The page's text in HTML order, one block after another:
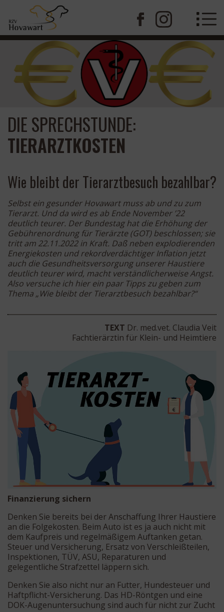
DIE SPRECHSTUNDE:
TIERARZTKOSTEN
Wie bleibt der Tierarztbesuch bezahlbar?
Selbst ein gesunder Hovawart muss ab und zu zum
Tierarzt. Und da wird es ab Ende November ’22
deutlich teurer. Der Bundestag hat die Erhöhung der
Gebührenordnung für Tierärzte (GOT) beschlossen; sie
tritt am 22.11.2022 in Kraft. Daß neben explodierenden
Energiekosten und rekordverdächtiger Inflation jetzt
auch die Gesundheitsversorgung unserer Haustiere
deutlich teurer wird, macht verständlicherweise Angst.
Also versuche ich hier ein paar Tipps zu geben zum
Thema „Wie bleibt der Tierarztbesuch bezahlbar?“
TEXT Dr. med.vet. Claudia Veit
Fachtierärztin für Klein- und Heimtiere
Finanzierung sichern
Denken Sie bereits bei der Anschaffung Ihrer Haustiere
an die Folgekosten. Beim Auto ist es ja auch nicht mit
dem Kaufpreis und regelmäßigem Auftanken getan.
Steuer und Versicherung, Ersatz von Verschleißteilen,
Inspektionen, TÜV, ASU, Reparaturen und
gelegentliche Strafzettel läppern sich.
Denken Sie also nicht nur an Futter, Hundesteuer und
Haftpflicht-Versicherung. Das HD-Röntgen und eine
DOK-Augenuntersuchung sind auch für nicht zur Zucht